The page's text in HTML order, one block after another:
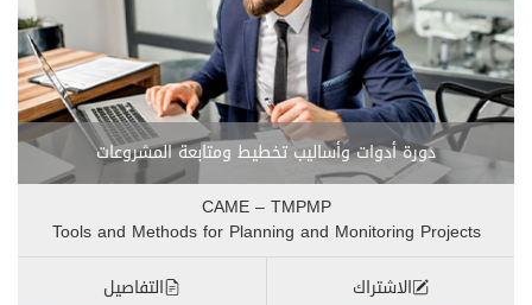
دورة أدوات وأساليب تخطيط ومتابعة المشروعات
CAME – TMPMP
Tools and Methods for Planning and Monitoring Projects
الاشتراك
التفاصيل